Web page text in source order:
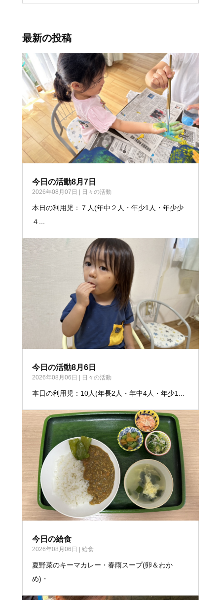
最新の投稿
今日の活動8月7日
2026年08月07日 日々の活動
本日の利用児：７人(年中２人・年少1人・年少少
４...
今日の活動8月6日
2026年08月06日 日々の活動
本日の利用児：10人(年長2人・年中4人・年少1...
今日の給食
2026年08月06日 給食
夏野菜のキーマカレー・春雨スープ(卵＆わか
め)・...